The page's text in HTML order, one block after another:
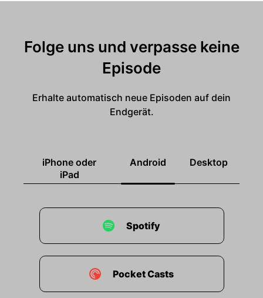
Folge uns und verpasse keine
Episode
Erhalte automatisch neue Episoden auf dein
Endgerät.
iPhone oder
iPad
Android Desktop
Spotify
Pocket Casts